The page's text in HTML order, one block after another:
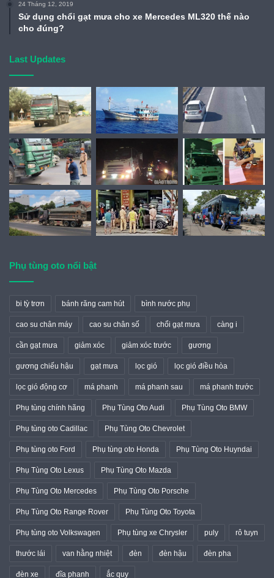
24 Tháng 12, 2019
Sử dụng chổi gạt mưa cho xe Mercedes ML320 thế nào
cho đúng?
Last Updates
Phụ tùng oto nổi bật
bi tỳ trơn bánh răng cam hút bình nước phụ
cao su chân máy cao su chân số chổi gạt mưa càng i
cần gạt mưa giảm xóc giảm xóc trước gương
gương chiếu hậu gạt mưa lọc gió lọc gió điều hòa
lọc gió động cơ má phanh má phanh sau má phanh trước
Phụ tùng chính hãng Phụ Tùng Oto Audi Phụ Tùng Oto BMW
Phụ tùng oto Cadillac Phụ Tùng Oto Chevrolet
Phụ tùng oto Ford Phụ tùng oto Honda Phụ Tùng Oto Huyndai
Phụ Tùng Oto Lexus Phụ Tùng Oto Mazda
Phụ Tùng Oto Mercedes Phụ Tùng Oto Porsche
Phụ Tùng Oto Range Rover Phụ Tùng Oto Toyota
Phụ tùng oto Volkswagen Phụ tùng xe Chrysler puly rô tuyn
thước lái van hằng nhiệt đèn đèn hậu đèn pha
đèn xe đĩa phanh ắc quy